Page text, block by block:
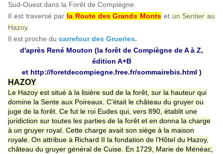
Sud-Ouest dans la Forêt de Compiègne.
Il est traversé par la Route des Grands Monts et un Sentier au
Hazoy
Il est proche du carrefour des Grueries.
d'après René Mouton (la forêt de Compiègne de A à Z,
édition A+B
et http://foretdecompiegne.free.fr/sommairebis.html )
HAZOY
Le Hazoy est situé à la lisière sud de la forêt, sur la hauteur qui
domine la Sente aux Poireaux. C'était le château du gruyer ou
juge de la forêt. Ce fut le roi Eudes qui, vers 890, établit une
juridiction sur toutes les parties de la forêt et en donna la charge
à un gruyer royal. Cette charge avait son siège à la maison
royale. On attribue à Richard II la fondation de l'Hôtel du Hazoy,
château du gruyer général de Cuise. En 1729, Marie de Ménéac,